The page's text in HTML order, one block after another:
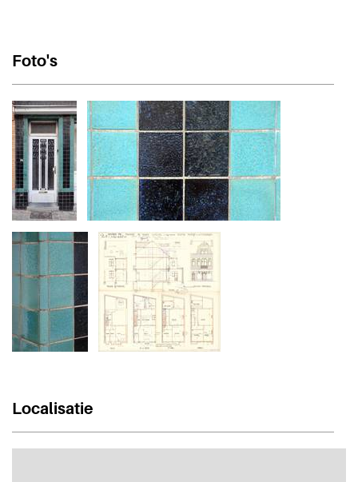
Foto's
Localisatie